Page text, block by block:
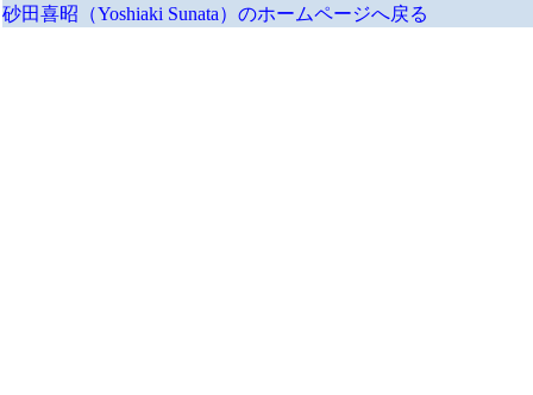
砂田喜昭（Yoshiaki Sunata）のホームページへ戻る